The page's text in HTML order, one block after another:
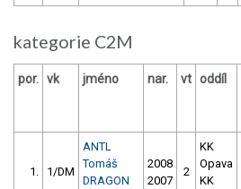
kategorie C2M
por. vk jméno nar. vt oddíl
1. 1/DM
ANTL
Tomáš
DRAGON
2008
2007
2
KK
Opava
KK